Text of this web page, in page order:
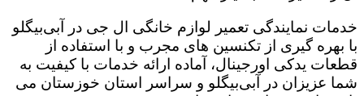
خدمات نمایندگی تعمیر لوازم خانگی ال جی در آبی‌بیگلو
با بهره گیری از تکنسین های مجرب و با استفاده از
قطعات یدکی اورجینال، آماده ارائه خدمات با کیفیت به
شما عزیزان در آبی‌بیگلو و سراسر استان خوزستان می